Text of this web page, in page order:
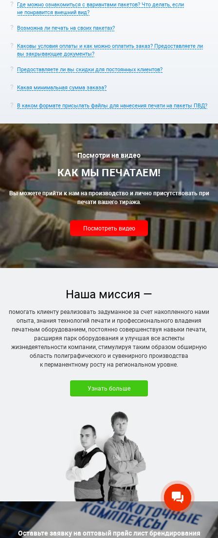
Где можно ознакомиться с вариантами пакетов? Что делать, если
не понравится внешний вид?
Возможна ли печать на своих пакетах?
Каковы условия оплаты и как можно оплатить заказ? Предоставляете ли
вы закрывающие документы?
Предоставляете ли вы скидки для постоянных клиентов?
Какая минимальная сумма заказа?
В каком формате присылать файлы для нанесения печати на пакеты ПВД?
Посмотри на видео
КАК МЫ ПЕЧАТАЕМ!
Вы можете прийти к нам на производство и лично присутствовать при
печати вашего тиража.
Посмотреть видео
Наша миссия —
помогать клиенту реализовать задуманное за счет накопленного нами
опыта, знания технологий печати и профессионального владения
печатным оборудованием, постоянно совершенствуя навыки печати,
расширяя парк оборудования и улучшая все аспекты
жизнедеятельности компании, стимулируя таким образом обширную
область полиграфического и сувенирного производства
к перманентному росту на региональном уровне.
Узнать больше
Оставьте заявку на оптовый прайс лист брендирования